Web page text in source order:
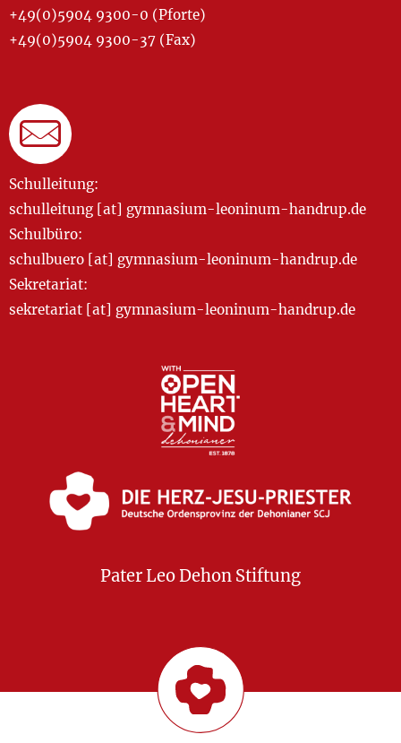
+49(0)5904 9300-0 (Pforte)
+49(0)5904 9300-37 (Fax)
Schulleitung:
schulleitung [at] gymnasium-leoninum-handrup.de
Schulbüro:
schulbuero [at] gymnasium-leoninum-handrup.de
Sekretariat:
sekretariat [at] gymnasium-leoninum-handrup.de
Pater Leo Dehon Stiftung